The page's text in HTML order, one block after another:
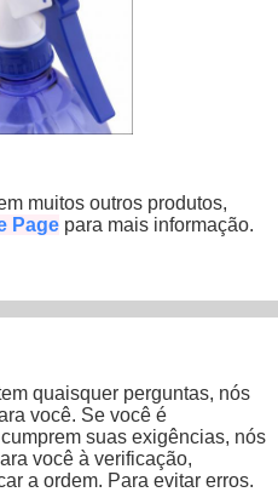
muitos outros produtos,
Page para mais informação.
quaisquer perguntas, nós
você. Se você é
suas exigências, nós
você à verificação,
a ordem. Para evitar erros.